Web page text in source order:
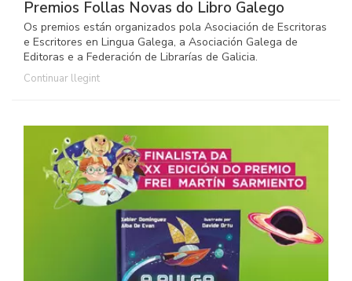
Premios Follas Novas do Libro Galego
Os premios están organizados pola Asociación de Escritoras
e Escritores en Lingua Galega, a Asociación Galega de
Editoras e a Federación de Librarías de Galicia.
Continuar llegint